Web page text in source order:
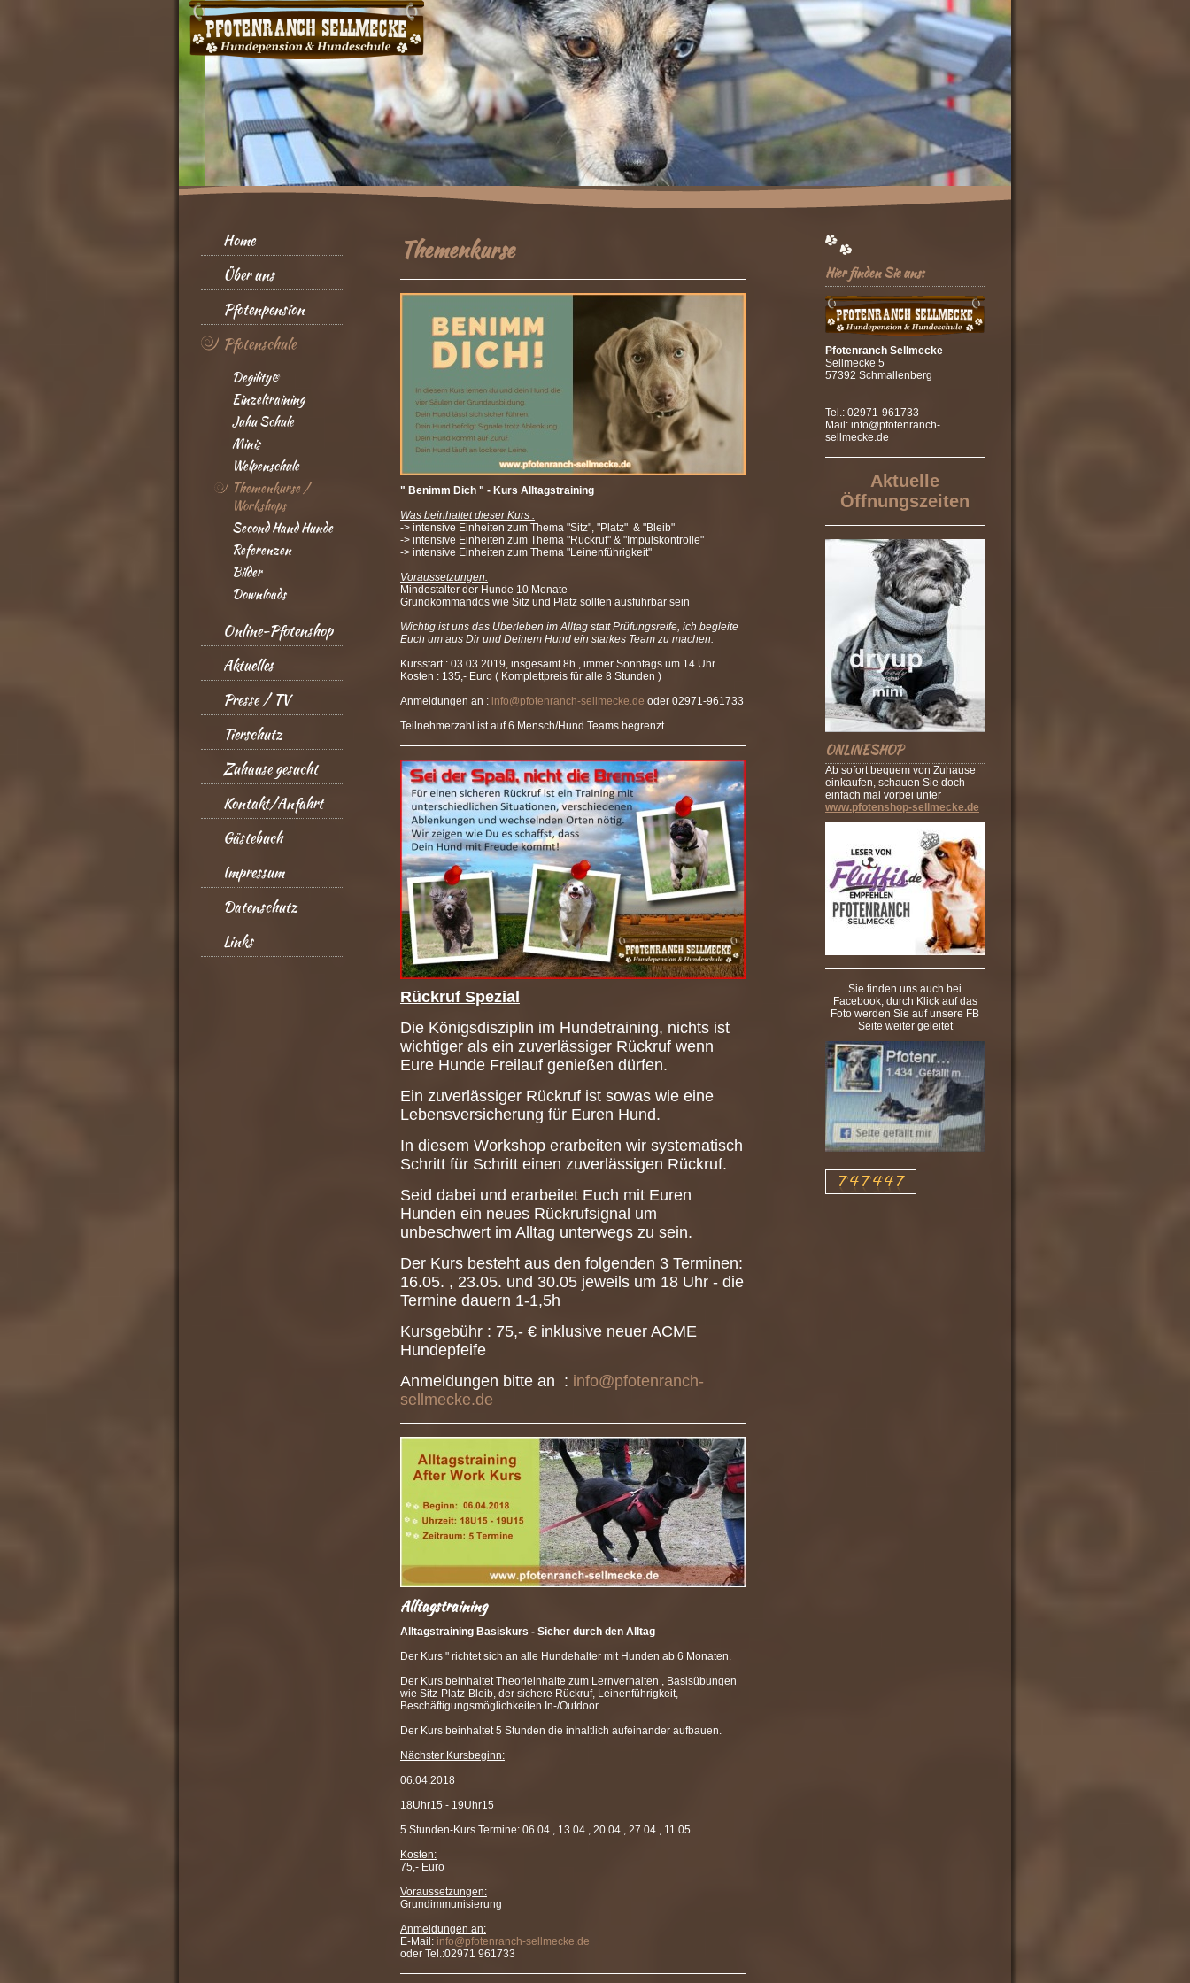
Home
Über uns
Pfotenpension
Pfotenschule
Degility®
Einzeltraining
Juhu Schule
Minis
Welpenschule
Themenkurse /
Workshops
Second Hand Hunde
Referenzen
Bilder
Downloads
Online-Pfotenshop
Aktuelles
Presse / TV
Tierschutz
Zuhause gesucht
Kontakt/Anfahrt
Gästebuch
Impressum
Datenschutz
Links
Themenkurse
" Benimm Dich " - Kurs Alltagstraining
Was beinhaltet dieser Kurs :
-> intensive Einheiten zum Thema "Sitz", "Platz" & "Bleib"
-> intensive Einheiten zum Thema "Rückruf" & "Impulskontrolle"
-> intensive Einheiten zum Thema "Leinenführigkeit"
Voraussetzungen:
Mindestalter der Hunde 10 Monate
Grundkommandos wie Sitz und Platz sollten ausführbar sein
Wichtig ist uns das Überleben im Alltag statt Prüfungsreife, ich begleite
Euch um aus Dir und Deinem Hund ein starkes Team zu machen.
Kursstart : 03.03.2019, insgesamt 8h , immer Sonntags um 14 Uhr
Kosten : 135,- Euro ( Komplettpreis für alle 8 Stunden )
Anmeldungen an : info@pfotenranch-sellmecke.de oder 02971-961733
Teilnehmerzahl ist auf 6 Mensch/Hund Teams begrenzt
Rückruf Spezial
Die Königsdisziplin im Hundetraining, nichts ist
wichtiger als ein zuverlässiger Rückruf wenn
Eure Hunde Freilauf genießen dürfen.
Ein zuverlässiger Rückruf ist sowas wie eine
Lebensversicherung für Euren Hund.
In diesem Workshop erarbeiten wir systematisch
Schritt für Schritt einen zuverlässigen Rückruf.
Seid dabei und erarbeitet Euch mit Euren
Hunden ein neues Rückrufsignal um
unbeschwert im Alltag unterwegs zu sein.
Der Kurs besteht aus den folgenden 3 Terminen:
16.05. , 23.05. und 30.05 jeweils um 18 Uhr - die
Termine dauern 1-1,5h
Kursgebühr : 75,- € inklusive neuer ACME
Hundepfeife
Anmeldungen bitte an : info@pfotenranch-
sellmecke.de
Alltagstraining
Alltagstraining Basiskurs - Sicher durch den Alltag
Der Kurs " richtet sich an alle Hundehalter mit Hunden ab 6 Monaten.
Der Kurs beinhaltet Theorieinhalte zum Lernverhalten , Basisübungen
wie Sitz-Platz-Bleib, der sichere Rückruf, Leinenführigkeit,
Beschäftigungsmöglichkeiten In-/Outdoor.
Der Kurs beinhaltet 5 Stunden die inhaltlich aufeinander aufbauen.
Nächster Kursbeginn:
06.04.2018
18Uhr15 - 19Uhr15
5 Stunden-Kurs Termine: 06.04., 13.04., 20.04., 27.04., 11.05.
Kosten:
75,- Euro
Voraussetzungen:
Grundimmunisierung
Anmeldungen an:
E-Mail: info@pfotenranch-sellmecke.de
oder Tel.:02971 961733
Hier finden Sie uns:
Pfotenranch Sellmecke
Sellmecke 5
57392 Schmallenberg
Tel.: 02971-961733
Mail: info@pfotenranch-
sellmecke.de
Aktuelle
Öffnungszeiten
ONLINESHOP
Ab sofort bequem von Zuhause
einkaufen, schauen Sie doch
einfach mal vorbei unter
www.pfotenshop-sellmecke.de
Sie finden uns auch bei
Facebook, durch Klick auf das
Foto werden Sie auf unsere FB
Seite weiter geleitet